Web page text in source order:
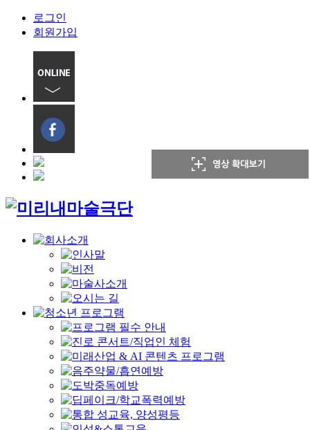
로그인
회원가입